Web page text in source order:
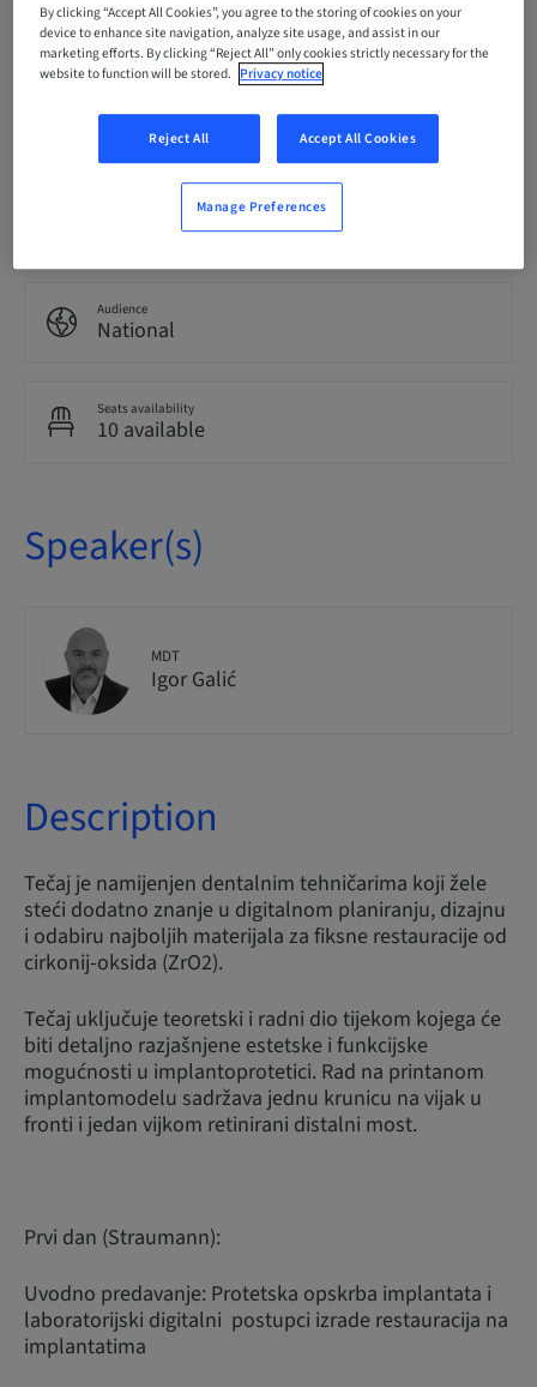
Language
Croatian
Points
0.00 Points
Theoretical
Audience
National
Seats availability
10 available
Speaker(s)
MDT
Igor Galić
Description
Tečaj je namijenjen dentalnim tehničarima koji žele
steći dodatno znanje u digitalnom planiranju, dizajnu
i odabiru najboljih materijala za fiksne restauracije od
cirkonij-oksida (ZrO2).
Tečaj uključuje teoretski i radni dio tijekom kojega će
biti detaljno razjašnjene estetske i funkcijske
mogućnosti u implantoprotetici. Rad na printanom
implantomodelu sadržava jednu krunicu na vijak u
fronti i jedan vijkom retinirani distalni most.
Prvi dan (Straumann):
Uvodno predavanje: Protetska opskrba implantata i
laboratorijski digitalni postupci izrade restauracija na
implantatima
By clicking “Accept All Cookies”, you agree to the storing of cookies on your
device to enhance site navigation, analyze site usage, and assist in our
marketing efforts. By clicking “Reject All” only cookies strictly necessary for the
website to function will be stored. Privacy notice
Reject All Accept All Cookies
Manage Preferences